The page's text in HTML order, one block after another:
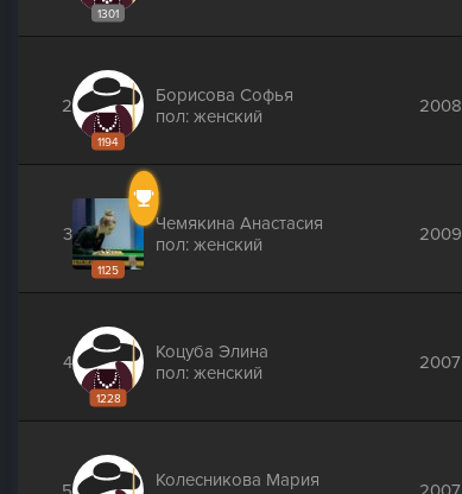
1301
2
1194
Борисова Софья
пол: женский
2008
3
1125
Чемякина Анастасия
пол: женский
2009
4
1228
Коцуба Элина
пол: женский
2007
Колесникова Мария